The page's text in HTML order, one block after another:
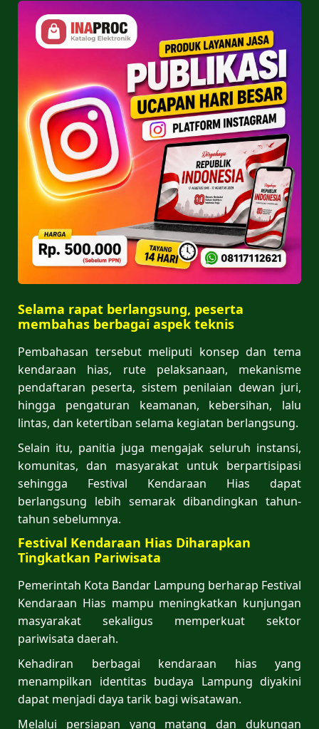
Selama rapat berlangsung, peserta
membahas berbagai aspek teknis
Pembahasan tersebut meliputi konsep dan tema
kendaraan hias, rute pelaksanaan, mekanisme
pendaftaran peserta, sistem penilaian dewan juri,
hingga pengaturan keamanan, kebersihan, lalu
lintas, dan ketertiban selama kegiatan berlangsung.
Selain itu, panitia juga mengajak seluruh instansi,
komunitas, dan masyarakat untuk berpartisipasi
sehingga Festival Kendaraan Hias dapat
berlangsung lebih semarak dibandingkan tahun-
tahun sebelumnya.
Festival Kendaraan Hias Diharapkan
Tingkatkan Pariwisata
Pemerintah Kota Bandar Lampung berharap Festival
Kendaraan Hias mampu meningkatkan kunjungan
masyarakat sekaligus memperkuat sektor
pariwisata daerah.
Kehadiran berbagai kendaraan hias yang
menampilkan identitas budaya Lampung diyakini
dapat menjadi daya tarik bagi wisatawan.
Melalui persiapan yang matang dan dukungan